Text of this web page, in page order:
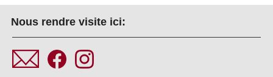
Nous rendre visite ici: